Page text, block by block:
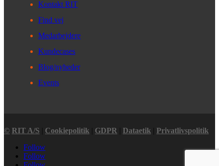
Kontakt RIT
Find vej
Medarbejdere
Kundecases
Blog/nyheder
Events
© RIT A/S | Cookiepolitik | GDPR | Dataetik | Privatlivspolitik
Follow
Follow